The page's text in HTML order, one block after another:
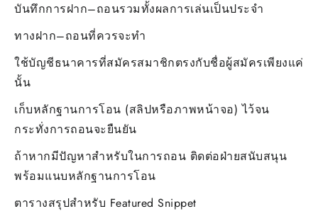
บันทึกการฝาก–ถอนรวมทั้งผลการเล่นเป็นประจำ
ทางฝาก–ถอนที่ควรจะทำ
ใช้บัญชีธนาคารที่สมัครสมาชิกตรงกับชื่อผู้สมัครเพียงแค่
นั้น
เก็บหลักฐานการโอน (สลิปหรือภาพหน้าจอ) ไว้จน
กระทั่งการถอนจะยืนยัน
ถ้าหากมีปัญหาสำหรับในการถอน ติดต่อฝ่ายสนับสนุน
พร้อมแนบหลักฐานการโอน
ตารางสรุปสำหรับ Featured Snippet